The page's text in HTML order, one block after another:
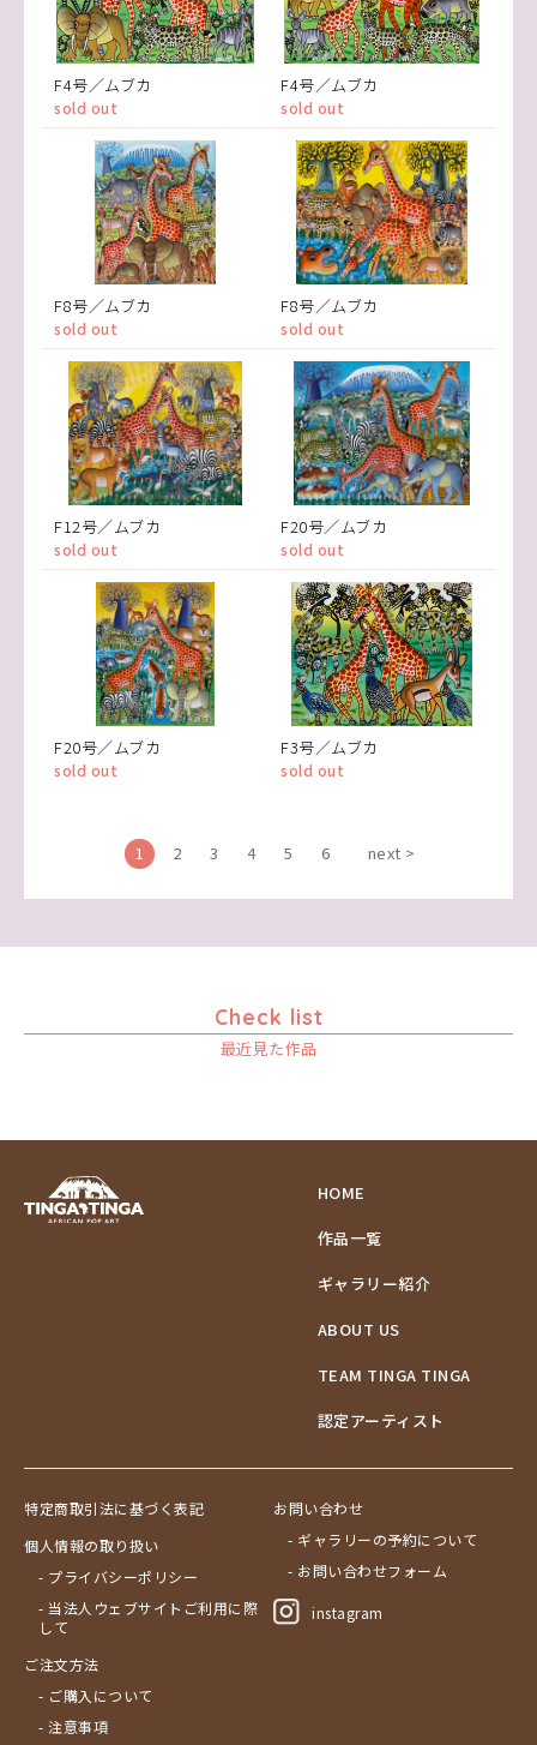
F4号／ムブカ
sold out
F4号／ムブカ
sold out
F8号／ムブカ
sold out
F8号／ムブカ
sold out
F12号／ムブカ
sold out
F20号／ムブカ
sold out
F20号／ムブカ
sold out
F3号／ムブカ
sold out
1 2 3 4 5 6 next >
Check list
最近見た作品
HOME
作品一覧
ギャラリー紹介
ABOUT US
TEAM TINGA TINGA
認定アーティスト
特定商取引法に基づく表記
個人情報の取り扱い
- プライバシーポリシー
- 当法人ウェブサイトご利用に際
して
ご注文方法
- ご購入について
- 注意事項
お問い合わせ
- ギャラリーの予約について
- お問い合わせフォーム
instagram